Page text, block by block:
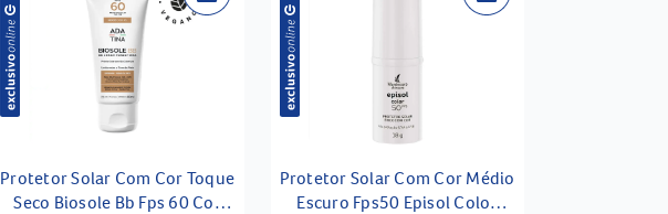
Protetor Solar Com Cor Toque
Seco Biosole Bb Fps 60 Cor
Protetor Solar Com Cor Médio
Escuro Fps50 Episol Color